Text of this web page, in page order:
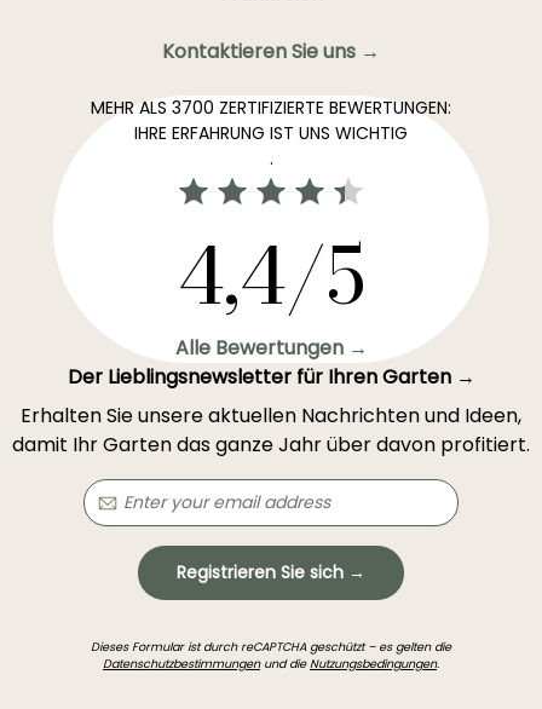
Kontaktieren Sie uns →
MEHR ALS 3700 ZERTIFIZIERTE BEWERTUNGEN:
IHRE ERFAHRUNG IST UNS WICHTIG
.
4,4/5
Alle Bewertungen →
Der Lieblingsnewsletter für Ihren Garten →
Erhalten Sie unsere aktuellen Nachrichten und Ideen,
damit Ihr Garten das ganze Jahr über davon profitiert.
Registrieren Sie sich →
Dieses Formular ist durch reCAPTCHA geschützt – es gelten die
Datenschutzbestimmungenund dieNutzungsbedingungen.